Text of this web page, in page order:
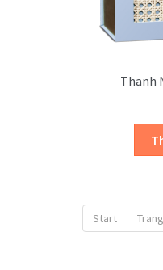
Thanh
Start